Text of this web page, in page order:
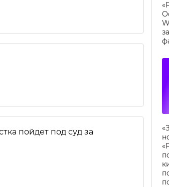
пойдет под суд за